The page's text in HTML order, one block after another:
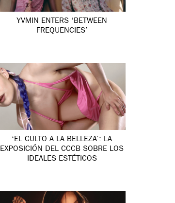
YVMIN ENTERS ‘BETWEEN
FREQUENCIES’
‘EL CULTO A LA BELLEZA’: LA
EXPOSICIÓN DEL CCCB SOBRE LOS
IDEALES ESTÉTICOS